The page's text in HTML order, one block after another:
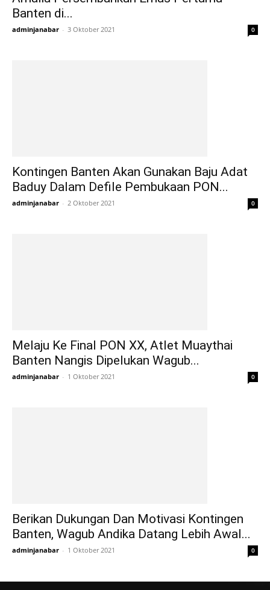
Banten di...
adminjanabar - 3 Oktober 2021 0
Kontingen Banten Akan Gunakan Baju Adat
Baduy Dalam Defile Pembukaan PON...
adminjanabar - 2 Oktober 2021 0
Melaju Ke Final PON XX, Atlet Muaythai
Banten Nangis Dipelukan Wagub...
adminjanabar - 1 Oktober 2021 0
Berikan Dukungan Dan Motivasi Kontingen
Banten, Wagub Andika Datang Lebih Awal...
adminjanabar - 1 Oktober 2021 0